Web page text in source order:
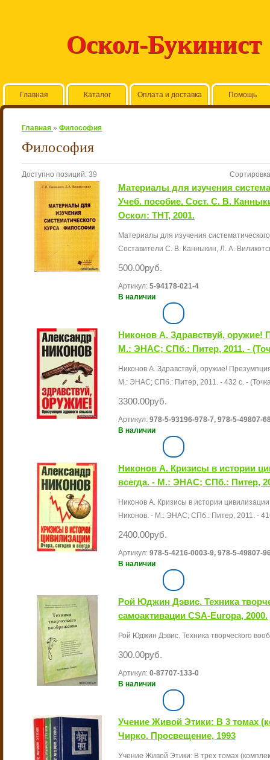
Оскол-Букинист
Главная Каталог Оплата и доставка Помощь
Главная » Философия
Философия
Доступно позиций: 39
Материалы для изучения
Учеб. пособие. Сост. С. В.
Оскол: ТНТ, 2001.
Материалы для изучения
Составители С. В. Канныкин, Л. А.
500.00руб.
Артикул: 5-94178-021-4
В наличии
Никонов А. Здравствуй, оружие!
М.: ЭНАС; СПб.: Питер, 2011. -
Никонов А. Здравствуй, оружие!
М.: ЭНАС; СПб.: Питер, 2011. - 432 с. -
3300.00руб.
Артикул: 978-5-93196-978-7, 978-5-49807-
В наличии
Никонов А. Кризисы в истории
всегда. - М.: ЭНАС; СПб.: Питер,
Никонов А. Кризисы в истории
Никонов. - М.: ЭНАС; СПб.: Питер, 2011. -
2400.00руб.
Артикул: 978-5-4216-0003-9, 978-5-49807-
В наличии
Рой Юджин Дэвис. Техника
самоактивации CSA-Europa, 2000.
Рой Юджин Дэвис. Техника творческого
300.00руб.
Артикул: 0-87707-133-0
В наличии
Учение Живой Этики: В 3 томах
Чирко. Просвещение, 1993
Учение Живой Этики: В трех томах